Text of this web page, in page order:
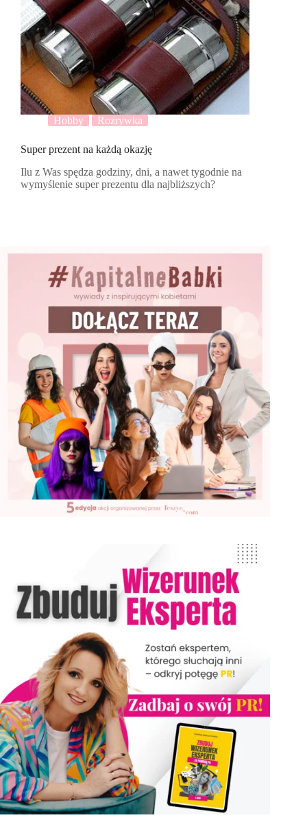
Hobby Rozrywka
Super prezent na każdą okazję
Ilu z Was spędza godziny, dni, a nawet tygodnie na
wymyślenie super prezentu dla najbliższych?